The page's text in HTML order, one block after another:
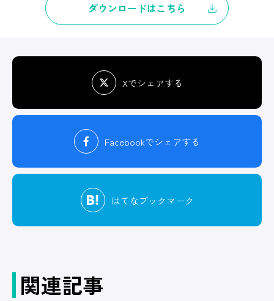
ダウンロードはこちら
Xでシェアする
Facebookでシェアする
はてなブックマーク
関連記事